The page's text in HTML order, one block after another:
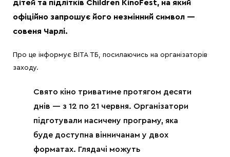
дітей та підлітків Children KinoFest, на який
офіційно запрошує його незмінний символ —
совеня Чарлі.
Про це інформує ВІТА ТБ, посилаючись на організаторів
заходу.
Свято кіно триватиме протягом десяти
днів — з 12 по 21 червня. Організатори
підготували насичену програму, яка
буде доступна вінничанам у двох
форматах. Глядачі можуть